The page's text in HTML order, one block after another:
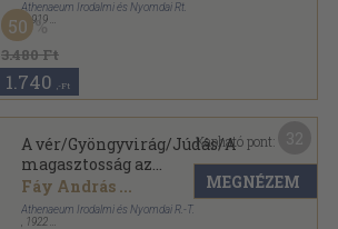
Athenaeum Irodalmi és Nyomdai Rt.
, 1919
Tűzött keménykötés
3.480 Ft
50
1.740 ,-Ft
A vér/Gyöngyvirág/Júdás/A
magasztosság az
íróművészetben
Fáy András ...
Athenaeum Irodalmi és Nyomdai R.-T.
1922
Kapható pont:
MEGNÉZEM